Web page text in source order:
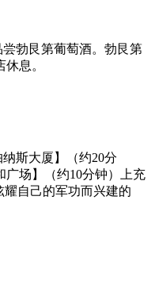
勃艮第葡萄酒。勃艮第
休息。
斯大厦】（约20分
广场】（约10分钟）上充
自己的军功而兴建的